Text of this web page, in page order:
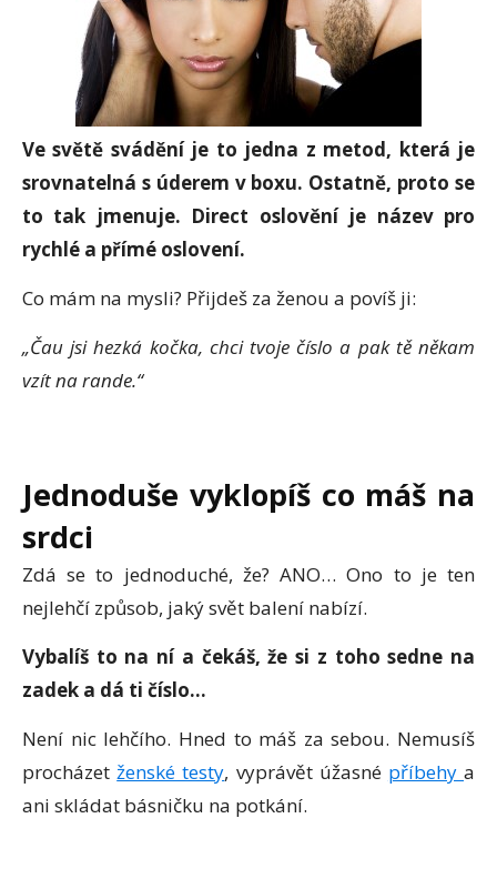
Ve světě svádění je to jedna z metod, která je
srovnatelná s úderem v boxu. Ostatně, proto se
to tak jmenuje. Direct oslovění je název pro
rychlé a přímé oslovení.
Co mám na mysli? Přijdeš za ženou a povíš ji:
„Čau jsi hezká kočka, chci tvoje číslo a pak tě někam
vzít na rande.“
Jednoduše vyklopíš co máš na
srdci
Zdá se to jednoduché, že? ANO… Ono to je ten
nejlehčí způsob, jaký svět balení nabízí.
Vybalíš to na ní a čekáš, že si z toho sedne na
zadek a dá ti číslo…
Není nic lehčího. Hned to máš za sebou. Nemusíš
procházetženské testy, vyprávět úžasné příbehya
ani skládat básničku na potkání.